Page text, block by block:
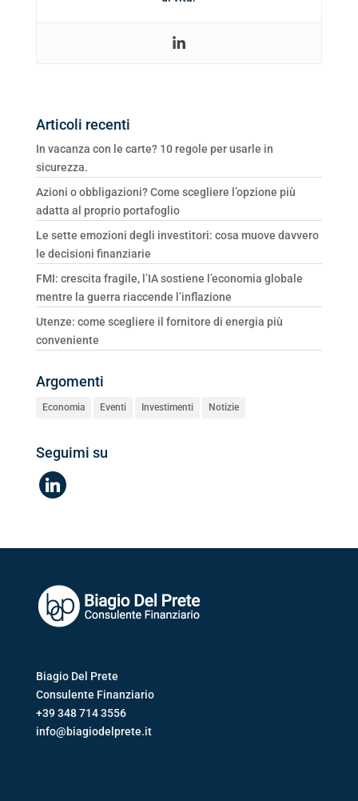
Articoli recenti
In vacanza con le carte? 10 regole per usarle in
sicurezza.
Azioni o obbligazioni? Come scegliere l’opzione più
adatta al proprio portafoglio
Le sette emozioni degli investitori: cosa muove davvero
le decisioni finanziarie
FMI: crescita fragile, l’IA sostiene l’economia globale
mentre la guerra riaccende l’inflazione
Utenze: come scegliere il fornitore di energia più
conveniente
Argomenti
Economia Eventi Investimenti Notizie
Seguimi su
linkedin
Biagio Del Prete
Consulente Finanziario
+39 348 714 3556
info@biagiodelprete.it